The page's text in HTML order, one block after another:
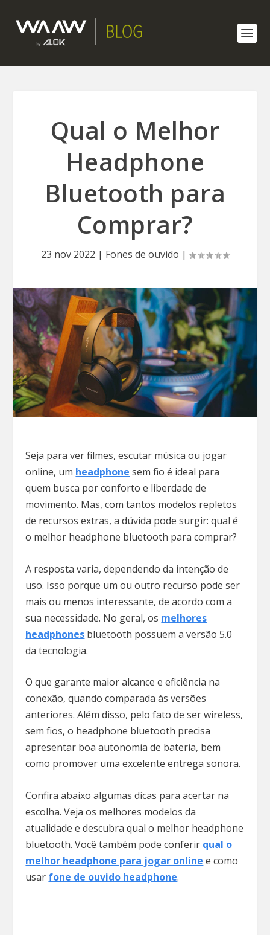
Qual o Melhor
Headphone
Bluetooth para
Comprar?
23 nov 2022 | Fones de ouvido |
Seja para ver filmes, escutar música ou jogar
online, um headphone sem fio é ideal para
quem busca por conforto e liberdade de
movimento. Mas, com tantos modelos repletos
de recursos extras, a dúvida pode surgir: qual é
o melhor headphone bluetooth para comprar?
A resposta varia, dependendo da intenção de
uso. Isso porque um ou outro recurso pode ser
mais ou menos interessante, de acordo com a
sua necessidade. No geral, os melhores
headphones bluetooth possuem a versão 5.0
da tecnologia.
O que garante maior alcance e eficiência na
conexão, quando comparada às versões
anteriores. Além disso, pelo fato de ser wireless,
sem fios, o headphone bluetooth precisa
apresentar boa autonomia de bateria, bem
como promover uma excelente entrega sonora.
Confira abaixo algumas dicas para acertar na
escolha. Veja os melhores modelos da
atualidade e descubra qual o melhor headphone
bluetooth. Você também pode conferir qual o
melhor headphone para jogar online e como
usar fone de ouvido headphone.